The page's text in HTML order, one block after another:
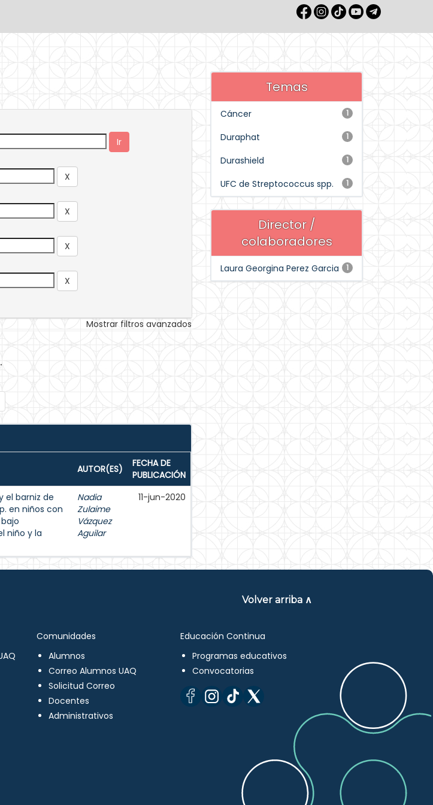
Mostrar filtros avanzados
AUTOR(ES)
FECHA DE
PUBLICACIÓN
el barniz de
en niños con
niño y la
Nadia
Zulaime
Vázquez
Aguilar
11-jun-2020
Temas
1
Cáncer
1
Duraphat
1
Durashield
1
UFC de Streptococcus spp.
Director /
colaboradores
1
Laura Georgina Perez Garcia
Volver arriba ∧
Comunidades
Alumnos
Correo Alumnos UAQ
Solicitud Correo
Docentes
Administrativos
Educación Continua
Programas educativos
Convocatorias